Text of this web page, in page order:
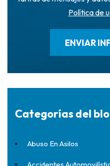
Política de
Categorías del
Abuso En Asilos